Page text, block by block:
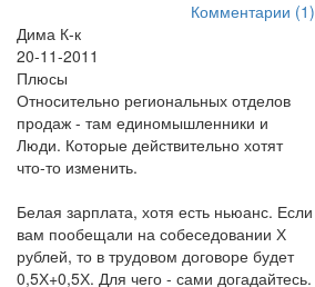
Комментарии (1)
Дима К-к
20-11-2011
Плюсы
Относительно региональных отделов
продаж - там единомышленники и
Люди. Которые действительно хотят
что-то изменить.
Белая зарплата, хотя есть ньюанс. Если
вам пообещали на собеседовании Х
рублей, то в трудовом договоре будет
0,5Х+0,5Х. Для чего - сами догадайтесь.